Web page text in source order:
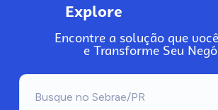
Explore
Encontre a solução que
e Transforme Seu